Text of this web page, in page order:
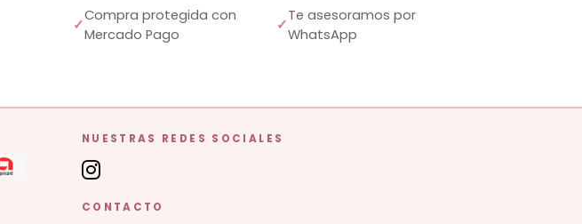
✓
Compra protegida con
Mercado Pago
✓
Te asesoramos por
WhatsApp
NUESTRAS REDES SOCIALES
CONTACTO